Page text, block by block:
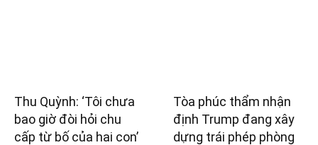
Thu Quỳnh: ‘Tôi chưa
bao giờ đòi hỏi chu
cấp từ bố của hai con’
Tòa phúc thẩm nhận
định Trump đang xây
dựng trái phép phòng